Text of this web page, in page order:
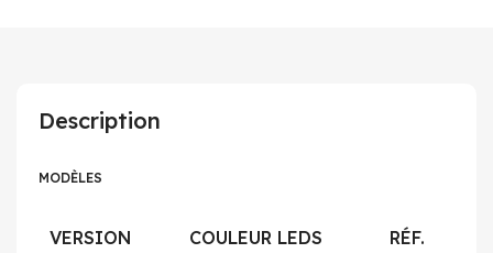
Description
MODÈLES
VERSION COULEUR LEDS RÉF.